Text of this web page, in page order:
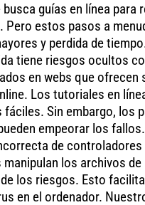
guías en línea para
Pero estos pasos a
y perdida de
tiene riesgos ocultos
en webs que ofrecen
Los tutoriales en
fáciles. Sin embargo, los
empeorar los
de
manipulan los archivos
los riesgos. Esto
en el ordenador.